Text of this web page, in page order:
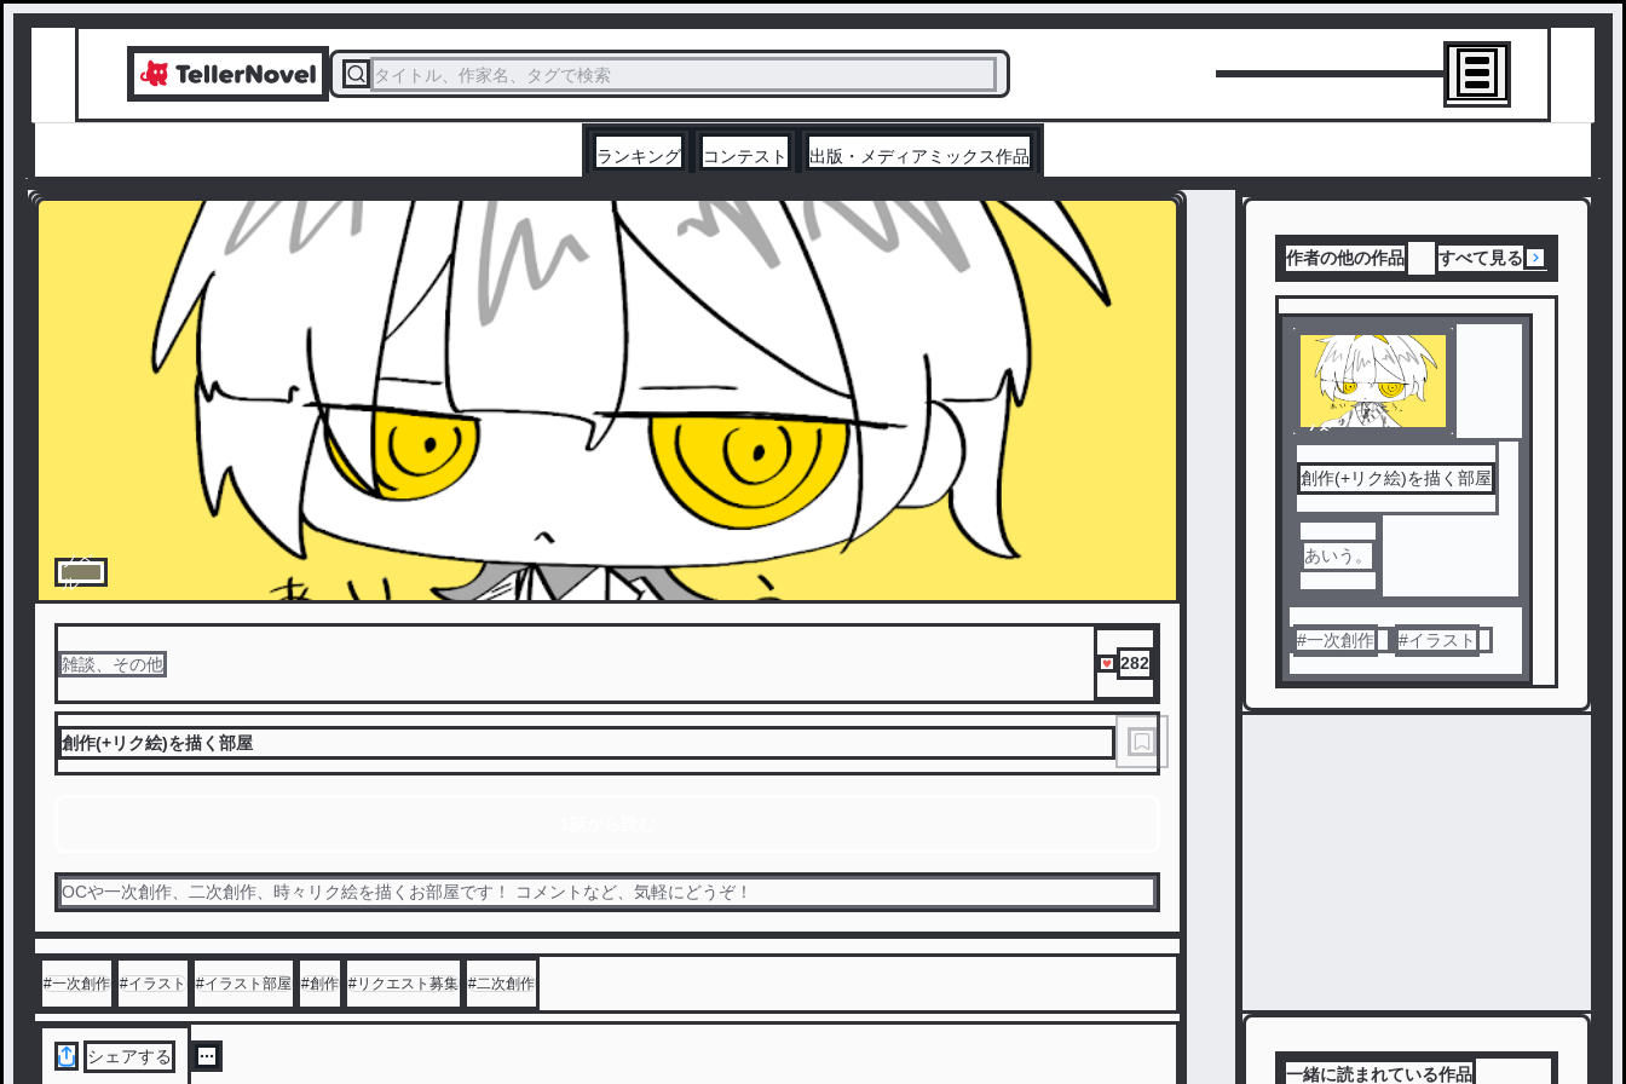
タイトル、作家名、タグで検索
ランキング コンテスト 出版・メディアミックス作品
ノベ
ル
雑談、その他 282
創作(+リク絵)を描く部屋
OCや一次創作、二次創作、時々リク絵を描くお部屋です！ コメントなど、気軽にどうぞ！
#一次創作 #イラスト #イラスト部屋 #創作 #リクエスト募集 #二次創作
シェアする
作者の他の作品 すべて見る
ノベ
創作(+リク絵)を描く部屋
あいう。
#一次創作 #イラスト
一緒に読まれている作品